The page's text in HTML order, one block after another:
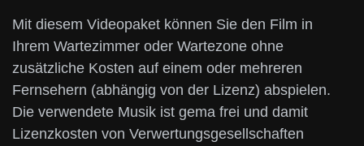
Mit diesem Videopaket können Sie den Film in
Ihrem Wartezimmer oder Wartezone ohne
zusätzliche Kosten auf einem oder mehreren
Fernsehern (abhängig von der Lizenz) abspielen.
Die verwendete Musik ist gema frei und damit
Lizenzkosten von Verwertungsgesellschaften